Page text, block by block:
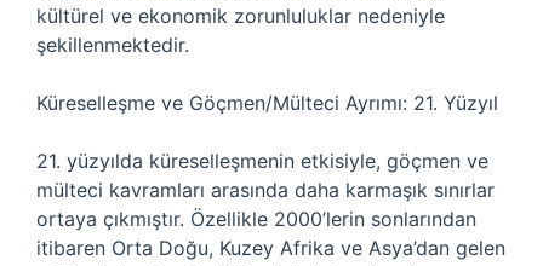
kültürel ve ekonomik zorunluluklar nedeniyle
şekillenmektedir.
Küreselleşme ve Göçmen/Mülteci Ayrımı: 21. Yüzyıl
21. yüzyılda küreselleşmenin etkisiyle, göçmen ve
mülteci kavramları arasında daha karmaşık sınırlar
ortaya çıkmıştır. Özellikle 2000’lerin sonlarından
itibaren Orta Doğu, Kuzey Afrika ve Asya’dan gelen